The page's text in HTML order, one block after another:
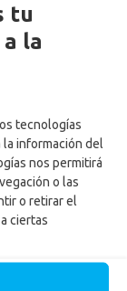
tu
la
tecnologías
la información del
nos permitirá
o las
o retirar el
ciertas